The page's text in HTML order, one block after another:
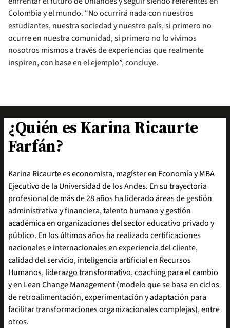
Colombia y el mundo. “No ocurrirá nada con nuestros
estudiantes, nuestra sociedad y nuestro país, si primero no
ocurre en nuestra comunidad, si primero no lo vivimos
nosotros mismos a través de experiencias que realmente
inspiren, con base en el ejemplo”, concluye.
¿Quién es Karina Ricaurte
Farfán?
Karina Ricaurte es economista, magíster en Economía y MBA
Ejecutivo de la Universidad de los Andes. En su trayectoria
profesional de más de 28 años ha liderado áreas de gestión
administrativa y financiera, talento humano y gestión
académica en organizaciones del sector educativo privado y
público. En los últimos años ha realizado certificaciones
nacionales e internacionales en experiencia del cliente,
calidad del servicio, inteligencia artificial en Recursos
Humanos, liderazgo transformativo, coaching para el cambio
y en Lean Change Management (modelo que se basa en ciclos
de retroalimentación, experimentación y adaptación para
facilitar transformaciones organizacionales complejas), entre
otros.